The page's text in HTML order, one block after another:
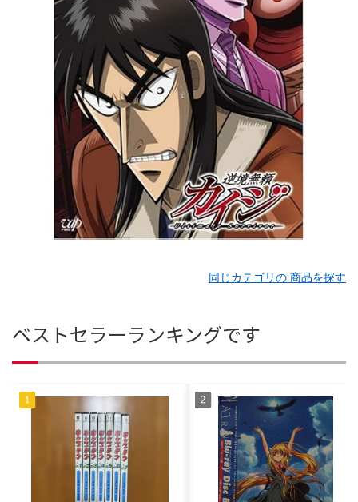
同じカテゴリの 商品を探す
ベストセラーランキングです